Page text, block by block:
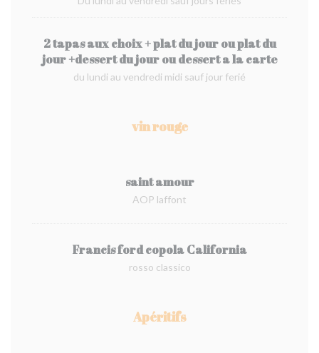
2 tapas aux choix + plat du jour ou plat du
jour +dessert du jour ou dessert a la carte
du lundi au vendredi midi sauf jour ferié
vin rouge
saint amour
AOP laffont
Francis ford copola California
rosso classico
Apéritifs